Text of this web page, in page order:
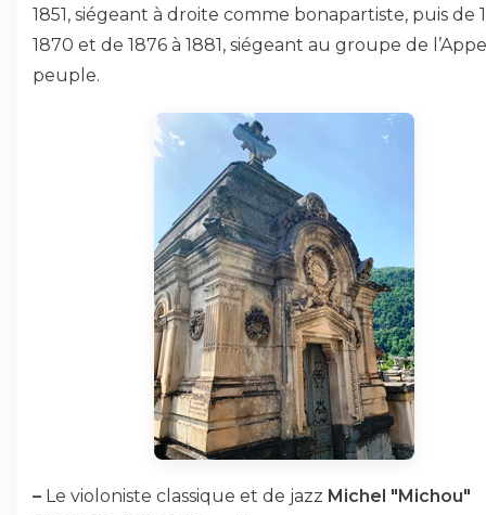
1851, siégeant à droite comme bonapartiste, puis de
1870 et de 1876 à 1881, siégeant au groupe de
peuple.
– Le violoniste classique et de jazz Michel "Michou"